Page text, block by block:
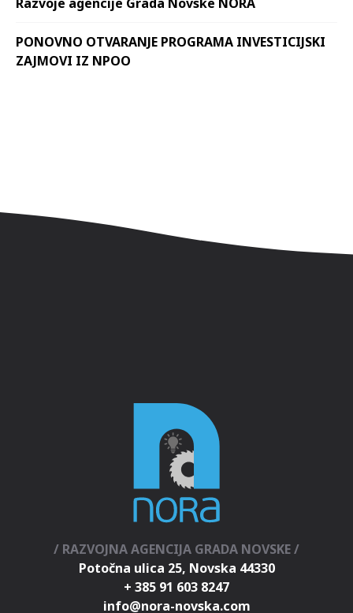
PONOVNO OTVARANJE PROGRAMA INVESTICIJSKI
ZAJMOVI IZ NPOO
/ RAZVOJNA AGENCIJA GRADA NOVSKE /
Potočna ulica 25, Novska 44330
+ 385 91 603 8247